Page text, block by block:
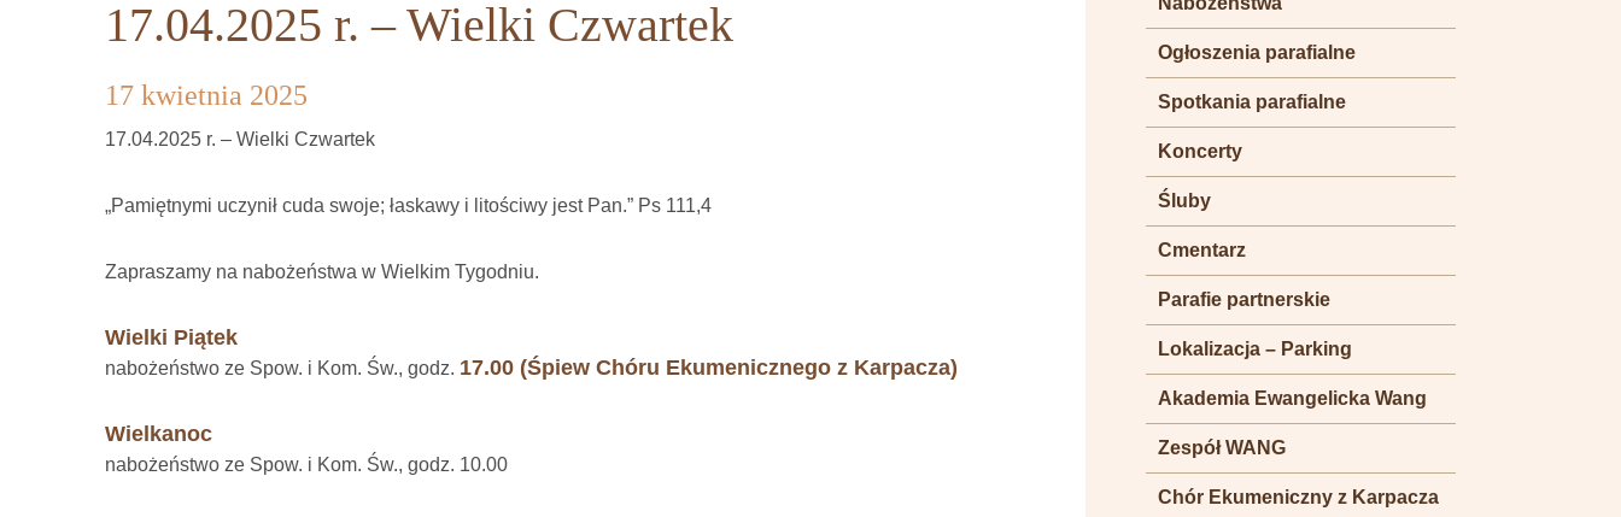
17.04.2025 r. – Wielki Czwartek
17 kwietnia 2025
17.04.2025 r. – Wielki Czwartek
„Pamiętnymi uczynił cuda swoje; łaskawy i litościwy jest Pan.” Ps 111,4
Zapraszamy na nabożeństwa w Wielkim Tygodniu.
Wielki Piątek
nabożeństwo ze Spow. i Kom. Św., godz. 17.00 (Śpiew Chóru Ekumenicznego z Karpacza)
Wielkanoc
nabożeństwo ze Spow. i Kom. Św., godz. 10.00
Ogłoszenia parafialne
Spotkania parafialne
Koncerty
Śluby
Cmentarz
Parafie partnerskie
Lokalizacja – Parking
Akademia Ewangelicka Wang
Zespół WANG
Chór Ekumeniczny z Karpacza